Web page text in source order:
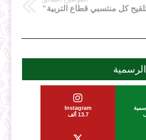
كل منتسبي قطاع التربية"
Instagram
13.7 ألف